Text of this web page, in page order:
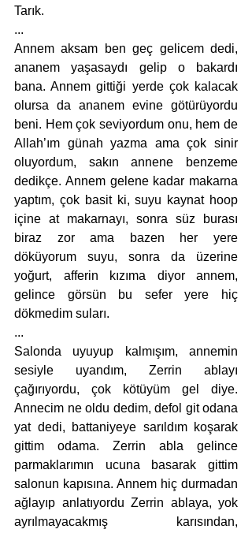
Tarık.
...
Annem aksam ben geç gelicem dedi,
ananem yaşasaydı gelip o bakardı
bana. Annem gittiği yerde çok kalacak
olursa da ananem evine götürüyordu
beni. Hem çok seviyordum onu, hem de
Allah’ım günah yazma ama çok sinir
oluyordum, sakın annene benzeme
dedikçe. Annem gelene kadar makarna
yaptım, çok basit ki, suyu kaynat hoop
içine at makarnayı, sonra süz burası
biraz zor ama bazen her yere
döküyorum suyu, sonra da üzerine
yoğurt, afferin kızıma diyor annem,
gelince görsün bu sefer yere hiç
dökmedim suları.
...
Salonda uyuyup kalmışım, annemin
sesiyle uyandım, Zerrin ablayı
çağırıyordu, çok kötüyüm gel diye.
Annecim ne oldu dedim, defol git odana
yat dedi, battaniyeye sarıldım koşarak
gittim odama. Zerrin abla gelince
parmaklarımın ucuna basarak gittim
salonun kapısına. Annem hiç durmadan
ağlayıp anlatıyordu Zerrin ablaya, yok
ayrılmayacakmış karısından,